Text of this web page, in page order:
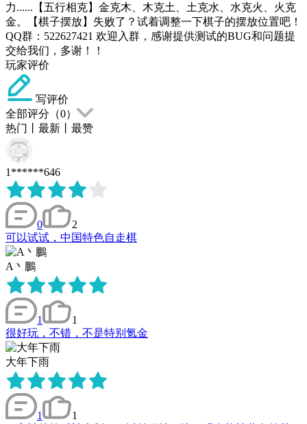
力......【五行相克】金克木、木克土、土克水、水克火、火克
金。【棋子摆放】失败了？试着调整一下棋子的摆放位置吧！
QQ群：522627421 欢迎入群，感谢提供测试的BUG和问题提
交给我们，多谢！！
玩家评价
写评价
全部评分（0）
热门
最新 最赞
1******646
0
2
可以试试，中国特色自走棋
A丶鵬
1
1
很好玩，不错，不是特别氪金
大年下雨
1
1